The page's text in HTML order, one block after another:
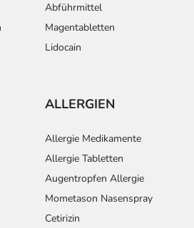
Abführmittel
Magentabletten
Lidocain
ALLERGIEN
Allergie Medikamente
Allergie Tabletten
Augentropfen Allergie
Mometason Nasenspray
Cetirizin